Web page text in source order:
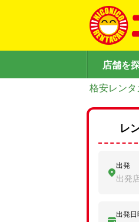
店舗を
格安レンタ
レ
出発
出発
出発日